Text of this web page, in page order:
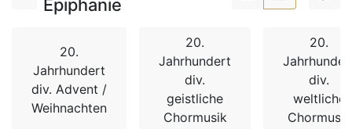
Epiphanie
20.
Jahrhundert
div. Advent /
Weihnachten
20.
Jahrhundert
div.
geistliche
Chormusik
20.
div.
weltliche
Chormusik